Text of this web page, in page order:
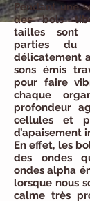
Pendant une
des bols
tailles sont
parties du
délicatement
sons émis
pour faire
chaque
profondeur
cellules et
d’apaisement
En effet, les
des ondes
ondes alpha
lorsque nous
calme très